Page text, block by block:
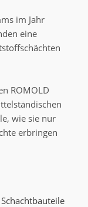
im Jahr
eine
ROMOLD
wie sie nur
erbringen